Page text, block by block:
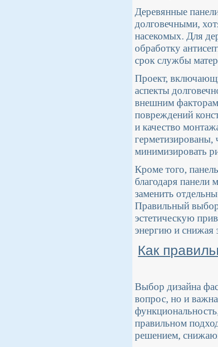
Деревянные
долговечными,
насекомых. Для
обработку
срок службы
Проект,
аспекты
внешним
повреждений
и качество
герметизированы,
минимизировать
Кроме того,
благодаря панели
заменить
Правильный выбор
эстетическую
энергию и снижая
Как
Выбор дизайна
вопрос, но и
правильном
решением,